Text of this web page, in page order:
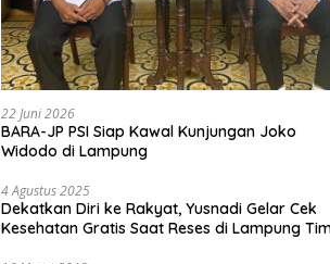
22 Juni 2026
BARA-JP PSI Siap Kawal Kunjungan Joko
Widodo di Lampung
4 Agustus 2025
Dekatkan Diri ke Rakyat, Yusnadi Gelar Cek
Kesehatan Gratis Saat Reses di Lampung